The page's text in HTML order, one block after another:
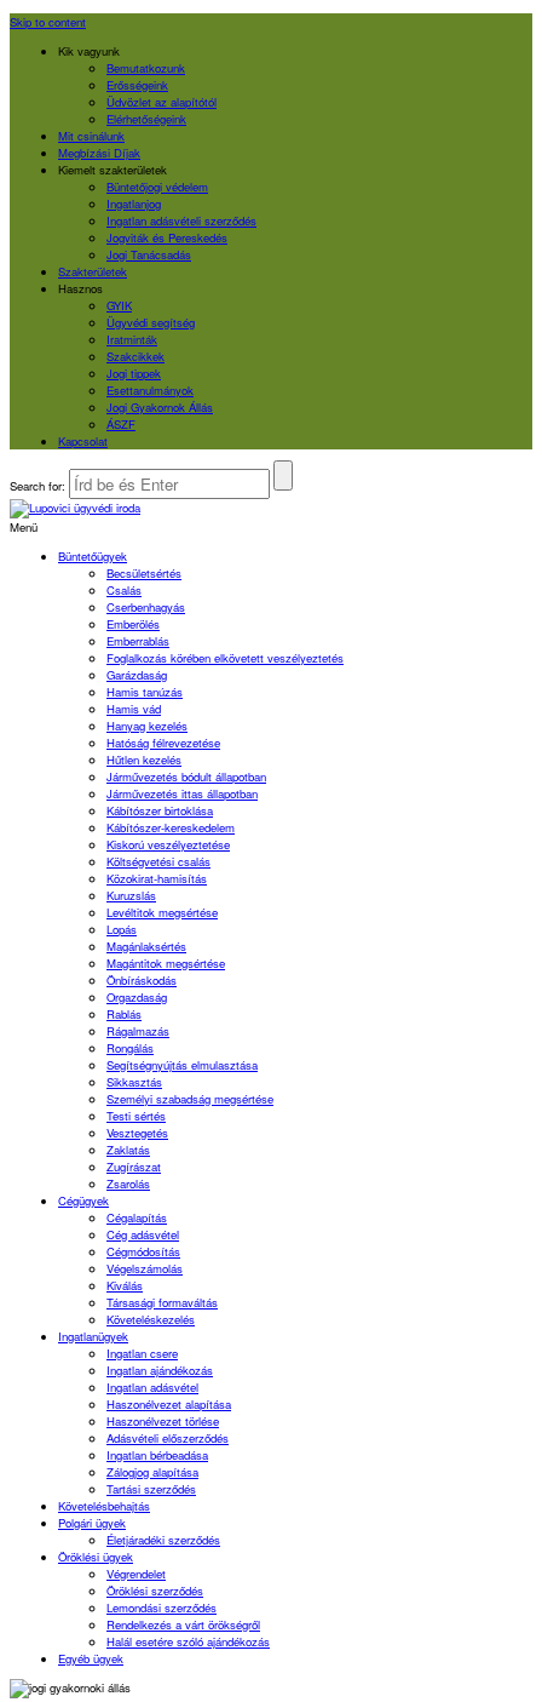
Skip to content
Kik vagyunk
Bemutatkozunk
Erősségeink
Üdvözlet az alapítótól
Elérhetőségeink
Mit csinálunk
Megbízási Díjak
Kiemelt szakterületek
Büntetőjogi védelem
Ingatlanjog
Ingatlan adásvételi szerződés
Jogviták és Pereskedés
Jogi Tanácsadás
Szakterületek
Hasznos
GYIK
Ügyvédi segítség
Iratminták
Szakcikkek
Jogi tippek
Esettanulmányok
Jogi Gyakornok Állás
ÁSZF
Kapcsolat
Search for:
Menü
Büntetőügyek
Becsületsértés
Csalás
Cserbenhagyás
Emberölés
Emberrablás
Foglalkozás körében elkövetett veszélyeztetés
Garázdaság
Hamis tanúzás
Hamis vád
Hanyag kezelés
Hatóság félrevezetése
Hűtlen kezelés
Járművezetés bódult állapotban
Járművezetés ittas állapotban
Kábítószer birtoklása
Kábítószer-kereskedelem
Kiskorú veszélyeztetése
Költségvetési csalás
Közokirat-hamisítás
Kuruzslás
Levéltitok megsértése
Lopás
Magánlaksértés
Magántitok megsértése
Önbíráskodás
Orgazdaság
Rablás
Rágalmazás
Rongálás
Segítségnyújtás elmulasztása
Sikkasztás
Személyi szabadság megsértése
Testi sértés
Vesztegetés
Zaklatás
Zugírászat
Zsarolás
Cégügyek
Cégalapítás
Cég adásvétel
Cégmódosítás
Végelszámolás
Kiválás
Társasági formaváltás
Követeléskezelés
Ingatlanügyek
Ingatlan csere
Ingatlan ajándékozás
Ingatlan adásvétel
Haszonélvezet alapítása
Haszonélvezet törlése
Adásvételi előszerződés
Ingatlan bérbeadása
Zálogjog alapítása
Tartási szerződés
Követelésbehajtás
Polgári ügyek
Életjáradéki szerződés
Öröklési ügyek
Végrendelet
Öröklési szerződés
Lemondási szerződés
Rendelkezés a várt örökségről
Halál esetére szóló ajándékozás
Egyéb ügyek